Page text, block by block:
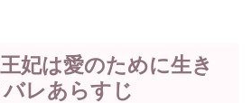
王妃は愛のために生き
レあらすじ